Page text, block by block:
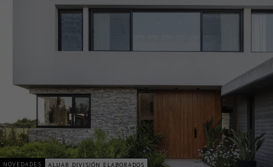
NOVEDADES ALUAR DIVISIÓN ELABORADOS